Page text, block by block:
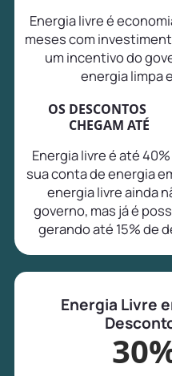
Energia livre é
meses com
um incentivo do
energia limpa
OS DESCONTOS
CHEGAM ATÉ
Energia livre é até
sua conta de energia
energia livre ainda
governo, mas já é
gerando até 15% de
Energia Livre